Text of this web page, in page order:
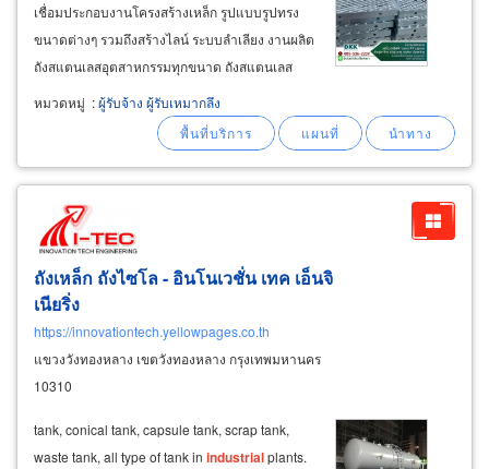
เชื่อมประกอบงานโครงสร้างเหล็ก รูปแบบรูปทรง
ขนาดต่างๆ รวมถึงสร้างไลน์ ระบบลำเลียง งานผลิต
ถังสแตนเลสอุตสาหกรรมทุกขนาด ถังสแตนเลส
เกรด 304 พร้อมอุปกรณ์ท่อ-ข้อต่อ-หน้าแปลนฟู้ด
เกรด สร้างถังกวนพร้อมใบกวนสแตนเลส สร้างถัง
mixing
หมวดหมู่ :ผู้รับจ้าง ผู้รับเหมากลึง
ถังเหล็ก ถังไซโล - อินโนเวชั่น เทค เอ็นจิ
เนียริ่ง
https://innovationtech.yellowpages.co.th
แขวงวังทองหลาง เขตวังทองหลาง กรุงเทพมหานคร
10310
tank, conical tank, capsule tank, scrap tank,
waste tank, all type of tank in industrialplants.